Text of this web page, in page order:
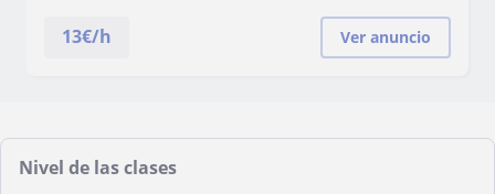
13€/h Ver anuncio
Nivel de las clases